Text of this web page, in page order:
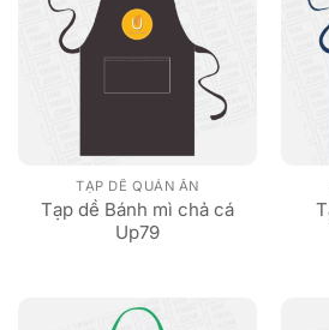
TẠP DỀ QUÁN ĂN
Tạp dề Bánh mì chả cá
Up79